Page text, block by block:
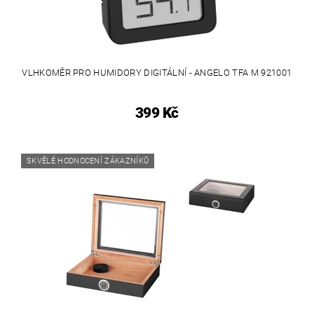
VLHKOMĚR PRO HUMIDORY DIGITÁLNÍ - ANGELO TFA M 921001
399 Kč
SKVĚLÉ HODNOCENÍ ZÁKAZNÍKŮ